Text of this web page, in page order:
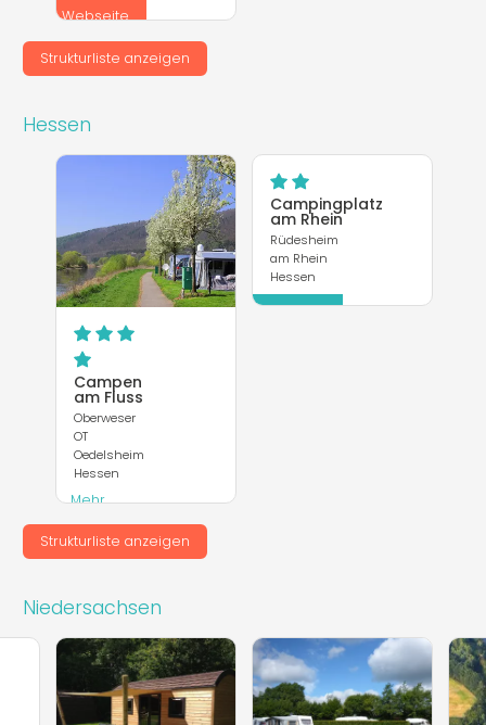
Webseite
Strukturliste anzeigen
Hessen
Campen
am Fluss
Oberweser
OT
Oedelsheim
Hessen
Mehr
Webseite
Campingplatz
am Rhein
Rüdesheim
am Rhein
Hessen
Mehr
Strukturliste anzeigen
Niedersachsen